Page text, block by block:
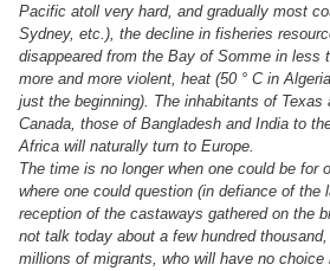
Pacific atoll very hard, and gradually most
Sydney, etc.), the decline in fisheries
disappeared from the Bay of Somme in less
more and more violent, heat (50 ° C in
just the beginning). The inhabitants of Texas
Canada, those of Bangladesh and India to
Africa will naturally turn to Europe.
The time is no longer when one could be for
where one could question (in defiance of the
reception of the castaways gathered on the
not talk today about a few hundred
millions of migrants, who will have no choice